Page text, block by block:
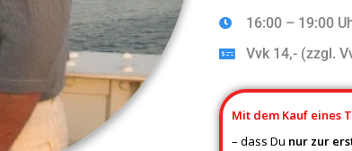
16:00 – 19:00
Vvk 14,- (zzgl.
Mit dem Kauf eines
– dass Du nur zur